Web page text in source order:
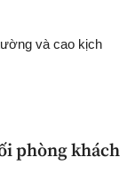
và cao kịch
phòng khách